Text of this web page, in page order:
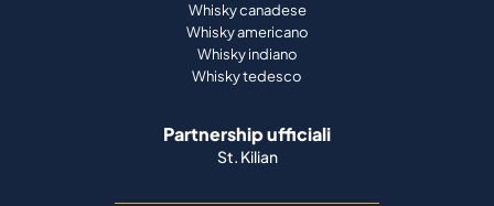
Whisky canadese
Whisky americano
Whisky indiano
Whisky tedesco
Partnership ufficiali
St. Kilian